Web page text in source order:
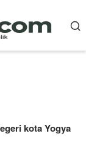
kota Yogya